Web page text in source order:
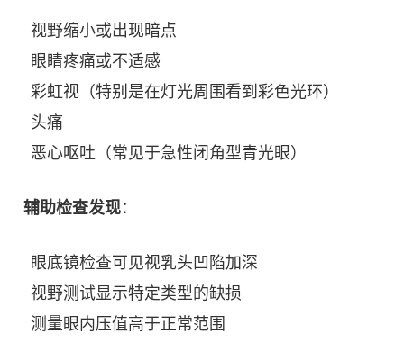
视野缩小或出现暗点
眼睛疼痛或不适感
彩虹视（特别是在灯光周围看到彩色光环）
头痛
恶心呕吐（常见于急性闭角型青光眼）
辅助检查发现：
眼底镜检查可见视乳头凹陷加深
视野测试显示特定类型的缺损
测量眼内压值高于正常范围